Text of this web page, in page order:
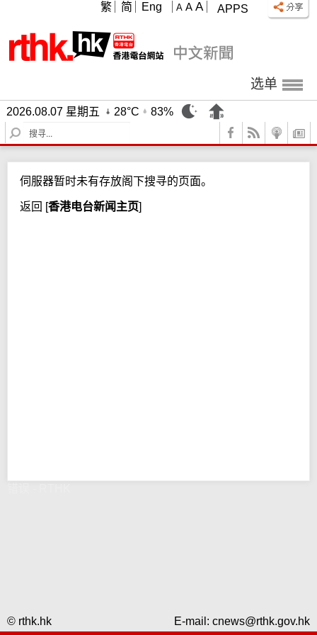
APPS
A A A
繁 简 Eng
选单
2026.08.07 星期五 28°C
83%
S
e
c
h
伺服器暂时未有存放阁下搜寻的页面。
返回 [香港电台新闻主页]
© rthk.hk E-mail: cnews@rthk.gov.hk